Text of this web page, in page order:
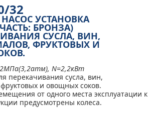
32
УСТАНОВКА
БРОНЗА)
СУСЛА, ВИН,
ФРУКТОВЫХ И
N=2,2кВт
перекачивания сусла, вин,
и овощных соков.
от одного места эксплуатации к
предусмотрены колеса.